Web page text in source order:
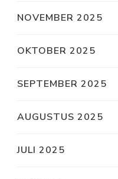
NOVEMBER 2025
OKTOBER 2025
SEPTEMBER 2025
AUGUSTUS 2025
JULI 2025